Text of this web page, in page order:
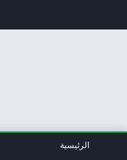
الرئيسية